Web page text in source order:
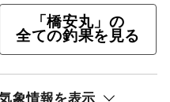
「橋安丸」の
全ての釣果を見る
象情報を表示